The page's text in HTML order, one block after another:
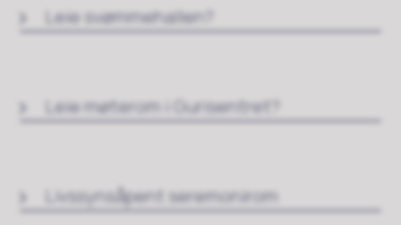
Leie svømmehallen?
Leie møterom i Gurisentret?
Livssynsåpent seremonirom